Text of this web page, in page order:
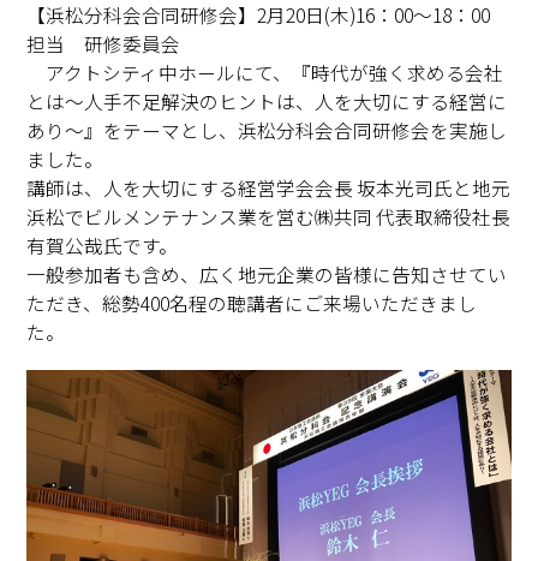
【浜松分科会合同研修会】2月20日(木)16：00～18：00
担当 研修委員会
アクトシティ中ホールにて、『時代が強く求める会社
とは～人手不足解決のヒントは、人を大切にする経営に
あり～』をテーマとし、浜松分科会合同研修会を実施し
ました。
講師は、人を大切にする経営学会会長 坂本光司氏と地元
浜松でビルメンテナンス業を営む㈱共同 代表取締役社長
有賀公哉氏です。
一般参加者も含め、広く地元企業の皆様に告知させてい
ただき、総勢400名程の聴講者にご来場いただきまし
た。